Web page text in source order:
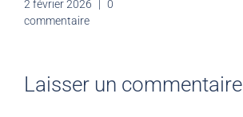
2 février 2026 | 0
commentaire
Laisser un commentaire